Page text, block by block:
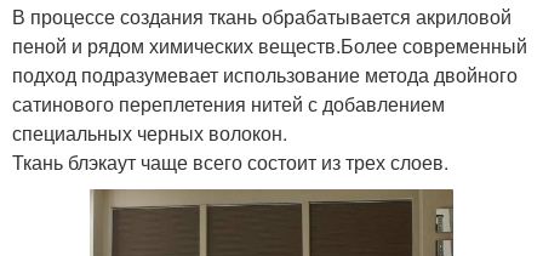
В процессе создания ткань обрабатывается акриловой
пеной и рядом химических веществ.Более современный
подход подразумевает использование метода двойного
сатинового переплетения нитей с добавлением
специальных черных волокон.
Ткань блэкаут чаще всего состоит из трех слоев.